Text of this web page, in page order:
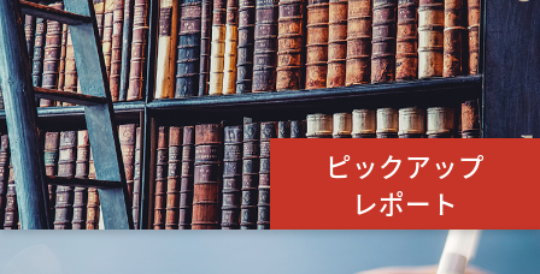
ピックアップ
レポート